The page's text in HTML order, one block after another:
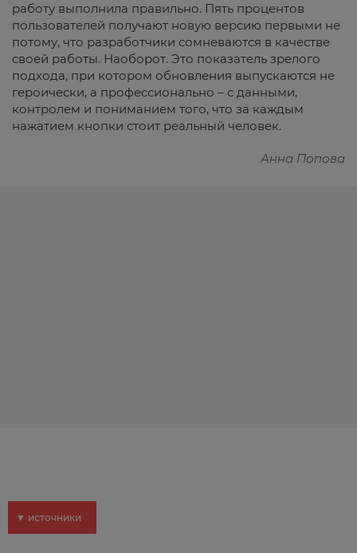
работу выполнила правильно. Пять процентов
пользователей получают новую версию первыми не
потому, что разработчики сомневаются в качестве
своей работы. Наоборот. Это показатель зрелого
подхода, при котором обновления выпускаются не
героически, а профессионально – с данными,
контролем и пониманием того, что за каждым
нажатием кнопки стоит реальный человек.
Анна Попова
▼ источники